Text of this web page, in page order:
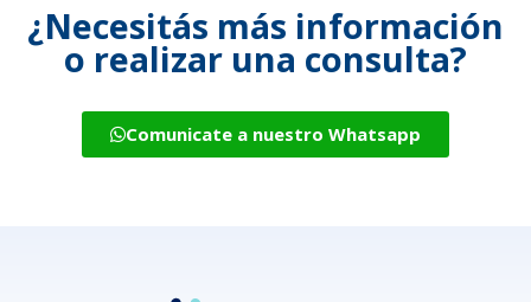
¿Necesitás más información
o realizar una consulta?
Comunicate a nuestro Whatsapp